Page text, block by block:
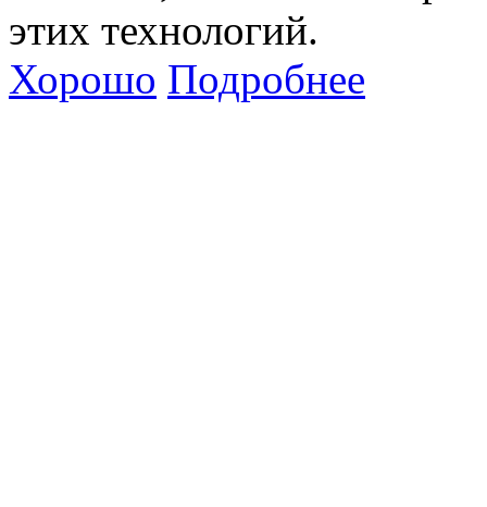
этих технологий.
Хорошо Подробнее